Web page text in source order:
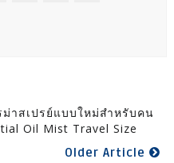
าสเปรย์แบบใหม่สำหรับคน
Oil Mist Travel Size
Older Article